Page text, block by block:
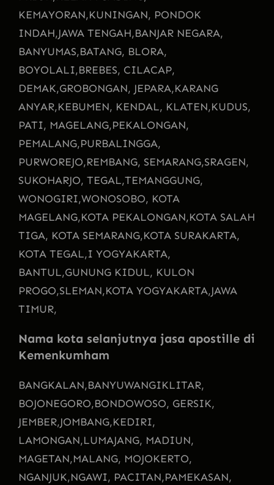
KEMAYORAN,KUNINGAN, PONDOK
INDAH,JAWA TENGAH,BANJAR NEGARA,
BANYUMAS,BATANG, BLORA,
BOYOLALI,BREBES, CILACAP,
DEMAK,GROBONGAN, JEPARA,KARANG
ANYAR,KEBUMEN, KENDAL, KLATEN,KUDUS,
PATI, MAGELANG,PEKALONGAN,
PEMALANG,PURBALINGGA,
PURWOREJO,REMBANG, SEMARANG,SRAGEN,
SUKOHARJO, TEGAL,TEMANGGUNG,
WONOGIRI,WONOSOBO, KOTA
MAGELANG,KOTA PEKALONGAN,KOTA SALAH
TIGA, KOTA SEMARANG,KOTA SURAKARTA,
KOTA TEGAL,I YOGYAKARTA,
BANTUL,GUNUNG KIDUL, KULON
PROGO,SLEMAN,KOTA YOGYAKARTA,JAWA
TIMUR,
Nama kota selanjutnya jasa apostille di
Kemenkumham
BANGKALAN,BANYUWANGIKLITAR,
BOJONEGORO,BONDOWOSO, GERSIK,
JEMBER,JOMBANG,KEDIRI,
LAMONGAN,LUMAJANG, MADIUN,
MAGETAN,MALANG, MOJOKERTO,
NGANJUK,NGAWI, PACITAN,PAMEKASAN,